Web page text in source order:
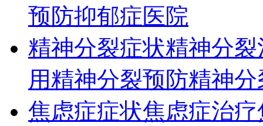
预防抑郁症医院
精神分裂症状精神分裂
用精神分裂预防精神
焦虑症症状焦虑症治疗